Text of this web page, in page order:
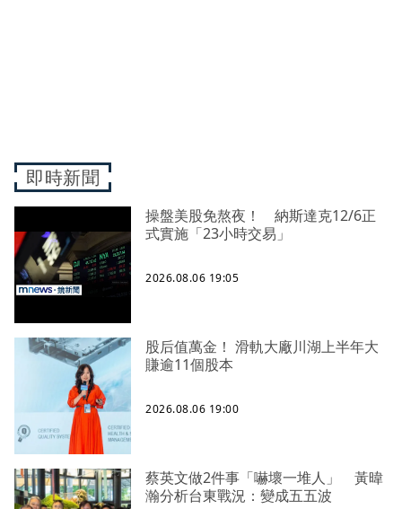
即時新聞
操盤美股免熬夜！ 納斯達克12/6正
式實施「23小時交易」
2026.08.06 19:05
股后值萬金！ 滑軌大廠川湖上半年大
賺逾11個股本
2026.08.06 19:00
蔡英文做2件事「嚇壞一堆人」 黃暐
瀚分析台東戰況：變成五五波